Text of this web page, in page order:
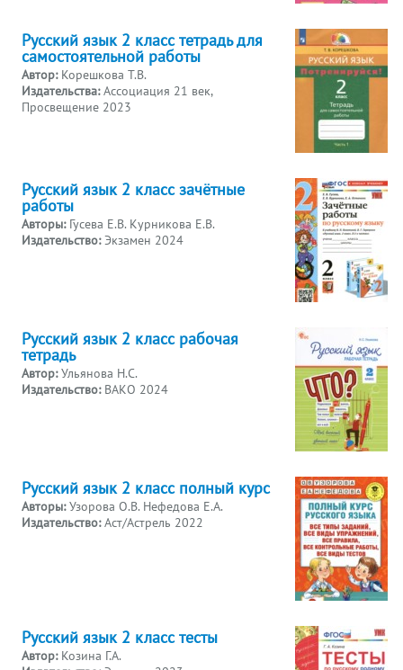
Русский язык 2 класс тетрадь для
самостоятельной работы
Автор: Корешкова Т.В.
Издательства:Ассоциация 21 век,
Просвещение 2023
Русский язык 2 класс зачётные
работы
Авторы: Гусева Е.В. Курникова Е.В.
Издательство:Экзамен 2024
Русский язык 2 класс рабочая
тетрадь
Автор:Ульянова Н.С.
Издательство: ВАКО 2024
Русский язык 2 класс полный курс
Авторы:Узорова О.В. Нефедова Е.А.
Издательство:Аст/Астрель 2022
Русский язык 2 класс тесты
Автор: Козина Г.А.